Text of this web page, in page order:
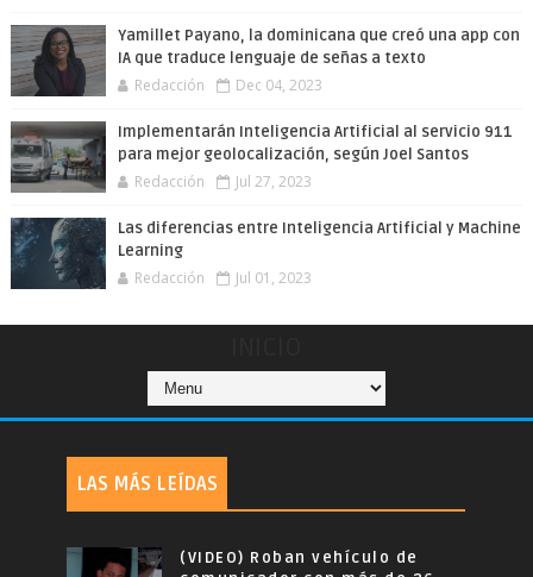
Yamillet Payano, la dominicana que creó una app con
IA que traduce lenguaje de señas a texto
Redacción Dec 04, 2023
Implementarán Inteligencia Artificial al servicio 911
para mejor geolocalización, según Joel Santos
Redacción Jul 27, 2023
Las diferencias entre Inteligencia Artificial y Machine
Learning
Redacción Jul 01, 2023
LAS MÁS LEÍDAS
(VIDEO) Roban vehículo de